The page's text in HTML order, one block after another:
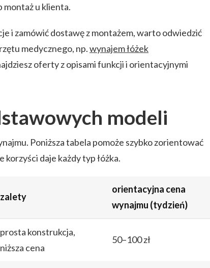
u klienta.
i zamówić dostawę z montażem, warto odwiedzić
medycznego, np.wynajem łóżek
oferty z opisami funkcji i orientacyjnymi
modeli
Poniższa tabela pomoże szybko zorientować
daje każdy typ łóżka.
zalety
orientacyjna cena
wynajmu (tydzień)
prosta konstrukcja,
niższa cena
50–100 zł